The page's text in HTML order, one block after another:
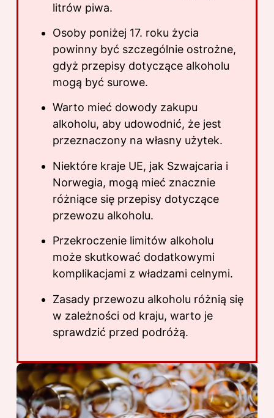
litrów piwa.
Osoby poniżej 17. roku życia
powinny być szczególnie ostrożne,
gdyż przepisy dotyczące alkoholu
mogą być surowe.
Warto mieć dowody zakupu
alkoholu, aby udowodnić, że jest
przeznaczony na własny użytek.
Niektóre kraje UE, jak Szwajcaria i
Norwegia, mogą mieć znacznie
różniące się przepisy dotyczące
przewozu alkoholu.
Przekroczenie limitów alkoholu
może skutkować dodatkowymi
komplikacjami z władzami celnymi.
Zasady przewozu alkoholu różnią się
w zależności od kraju, warto je
sprawdzić przed podróżą.